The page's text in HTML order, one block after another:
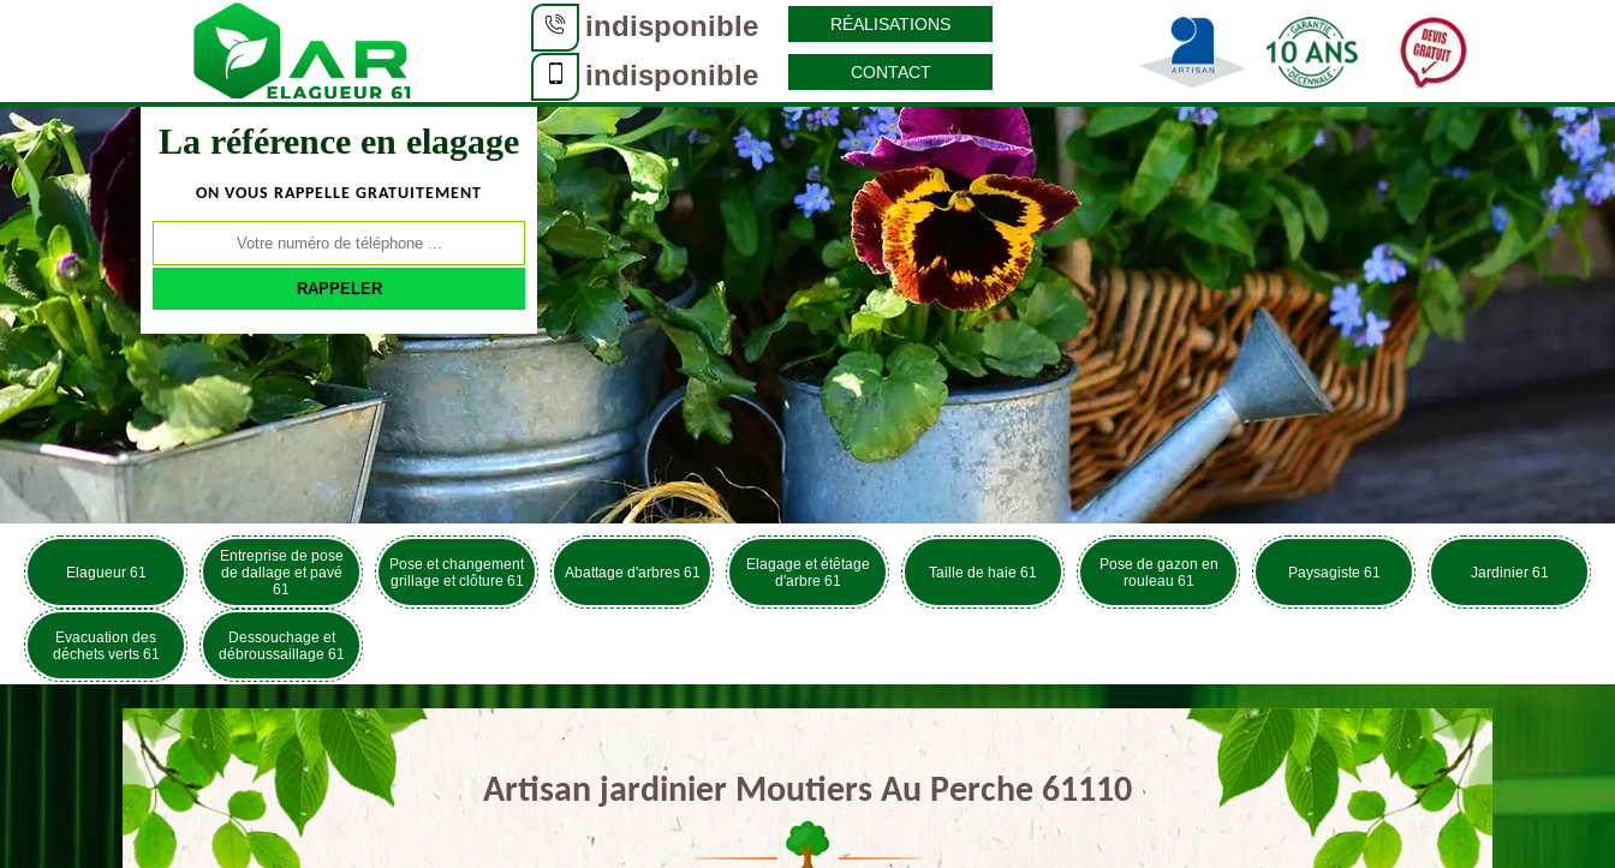
indisponible
indisponible
RÉALISATIONS
CONTACT
La référence en elagage
ON VOUS RAPPELLE GRATUITEMENT
Elagueur 61
Entreprise de pose
de dallage et pavé
61
Pose et changement
grillage et clôture 61
Abattage d'arbres 61
Elagage et étêtage
d'arbre 61
Taille de haie 61
Pose de gazon en
rouleau 61
Paysagiste 61 Jardinier 61
Evacuation des
déchets verts 61
Dessouchage et
débroussaillage 61
Artisan jardinier Moutiers Au Perche 61110